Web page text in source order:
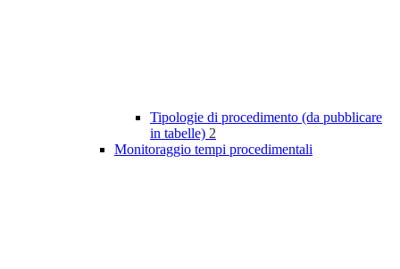
Tipologie di procedimento (da pubblicare
in tabelle) 2
Monitoraggio tempi procedimentali